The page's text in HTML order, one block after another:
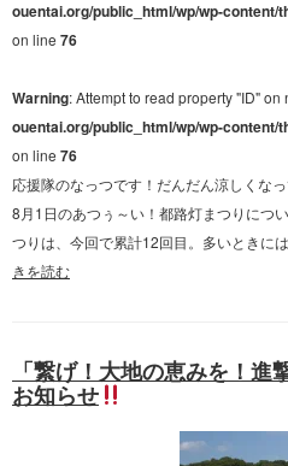
ouentai.org/public_html/wp/wp-
on line 76
Warning: Attempt to read property "ID" on
ouentai.org/public_html/wp/wp-
on line 76
応援隊のなっつです！だんだん涼しくな
8月1日のあつぅ～い！都路灯まつりにつ
つりは、今回で累計12回目。多いときに
きを読む
「繋げ！大地の恵みを！
お知らせ